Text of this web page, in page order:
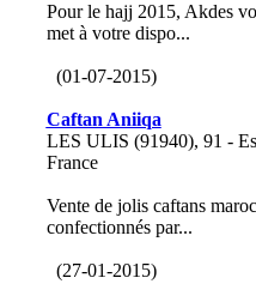
Pour le hajj 2015, Akdes
met à votre dispo...
(01-07-2015)
Caftan Aniiqa
LES ULIS (91940), 91 -
France
Vente de jolis caftans
confectionnés par...
(27-01-2015)